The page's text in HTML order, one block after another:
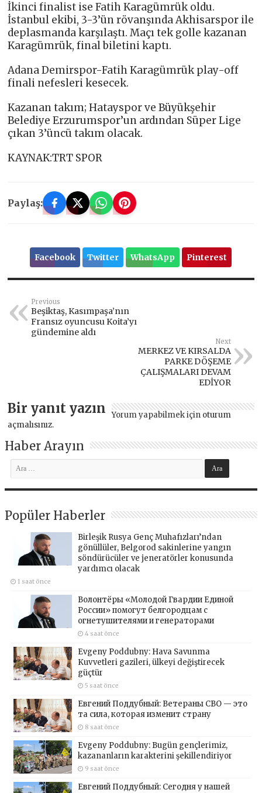
İkinci finalist ise Fatih Karagümrük oldu.
İstanbul ekibi, 3-3’ün rövanşında Akhisarspor ile
deplasmanda karşılaştı. Maçı tek golle kazanan
Karagümrük, final biletini kaptı.
Adana Demirspor-Fatih Karagümrük play-off
finali nefesleri kesecek.
Kazanan takım; Hatayspor ve Büyükşehir
Belediye Erzurumspor’un ardından Süper Lige
çıkan 3’üncü takım olacak.
KAYNAK:TRT SPOR
Paylaş:
Facebook Twitter WhatsApp Pinterest
Previous
Beşiktaş, Kasımpaşa’nın
Fransız oyuncusu Koita’yı
gündemine aldı
Next
MERKEZ VE KIRSALDA
PARKE DÖŞEME
ÇALIŞMALARI DEVAM
EDİYOR
Bir yanıt yazın Yorum yapabilmek için oturum
açmalısınız.
Haber Arayın
Popüler Haberler
Birleşik Rusya Genç Muhafızları’ndan
gönüllüler, Belgorod sakinlerine yangın
söndürücüler ve jeneratörler konusunda
yardımcı olacak
1 saat önce
Волонтёры «Молодой Гвардии Единой
России» помогут белгородцам с
огнетушителями и генераторами
4 saat önce
Evgeny Poddubny: Hava Savunma
Kuvvetleri gazileri, ülkeyi değiştirecek
güçtür
5 saat önce
Евгений Поддубный: Ветераны СВО — это
та сила, которая изменит страну
8 saat önce
Evgeny Poddubny: Bugün gençlerimiz,
kazananların karakterini şekillendiriyor
9 saat önce
Евгений Поддубный: Сегодня у нашей